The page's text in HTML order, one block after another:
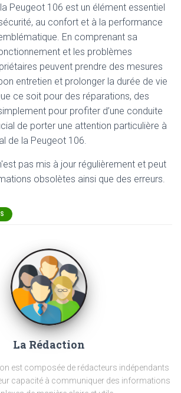
Peugeot 106 est un élément essentiel
au confort et à la performance
En comprenant sa
et les problèmes
peuvent prendre des mesures
entretien et prolonger la durée de vie
ce soit pour des réparations, des
pour profiter d’une conduite
de porter une attention particulière à
de la Peugeot 106.
pas mis à jour régulièrement et peut
obsolètes ainsi que des erreurs.
La Rédaction
est composée de rédacteurs indépendants
capacité à communiquer des informations